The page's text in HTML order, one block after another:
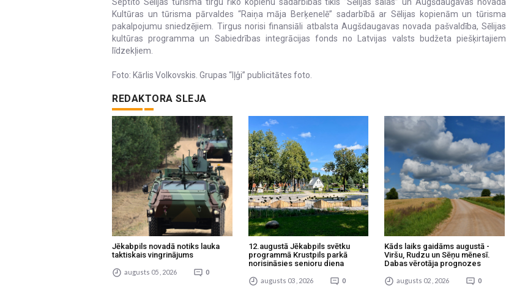
Septīto Sēlijas tūrisma tirgu rīko kopienu sadarbības tīkls “Sēlijas salas” un Augšdaugavas novada
Kultūras un tūrisma pārvaldes “Raiņa māja Berķenelē” sadarbībā ar Sēlijas kopienām un tūrisma
pakalpojumu sniedzējiem. Tirgus norisi finansiāli atbalsta Augšdaugavas novada pašvaldība, Sēlijas
kultūras programma un Sabiedrības integrācijas fonds no Latvijas valsts budžeta piešķirtajiem
līdzekļiem.
Foto: Kārlis Volkovskis. Grupas “Iļģi” publicitātes foto.
REDAKTORA SLEJA
Jēkabpils novadā notiks lauka
taktiskais vingrinājums
augusts 05 , 2026 0
12.augustā Jēkabpils svētku
programmā Krustpils parkā
norisināsies senioru diena
augusts 03 , 2026 0
Kāds laiks gaidāms augustā -
Viršu, Rudzu un Sēņu mēnesī.
Dabas vērotāja prognozes
augusts 02 , 2026 0